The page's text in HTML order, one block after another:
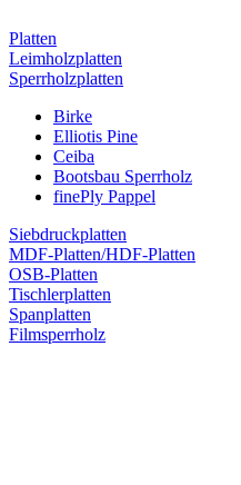
Platten
Leimholzplatten
Sperrholzplatten
Birke
Elliotis Pine
Ceiba
Bootsbau Sperrholz
finePly Pappel
Siebdruckplatten
MDF-Platten/HDF-Platten
OSB-Platten
Tischlerplatten
Spanplatten
Filmsperrholz